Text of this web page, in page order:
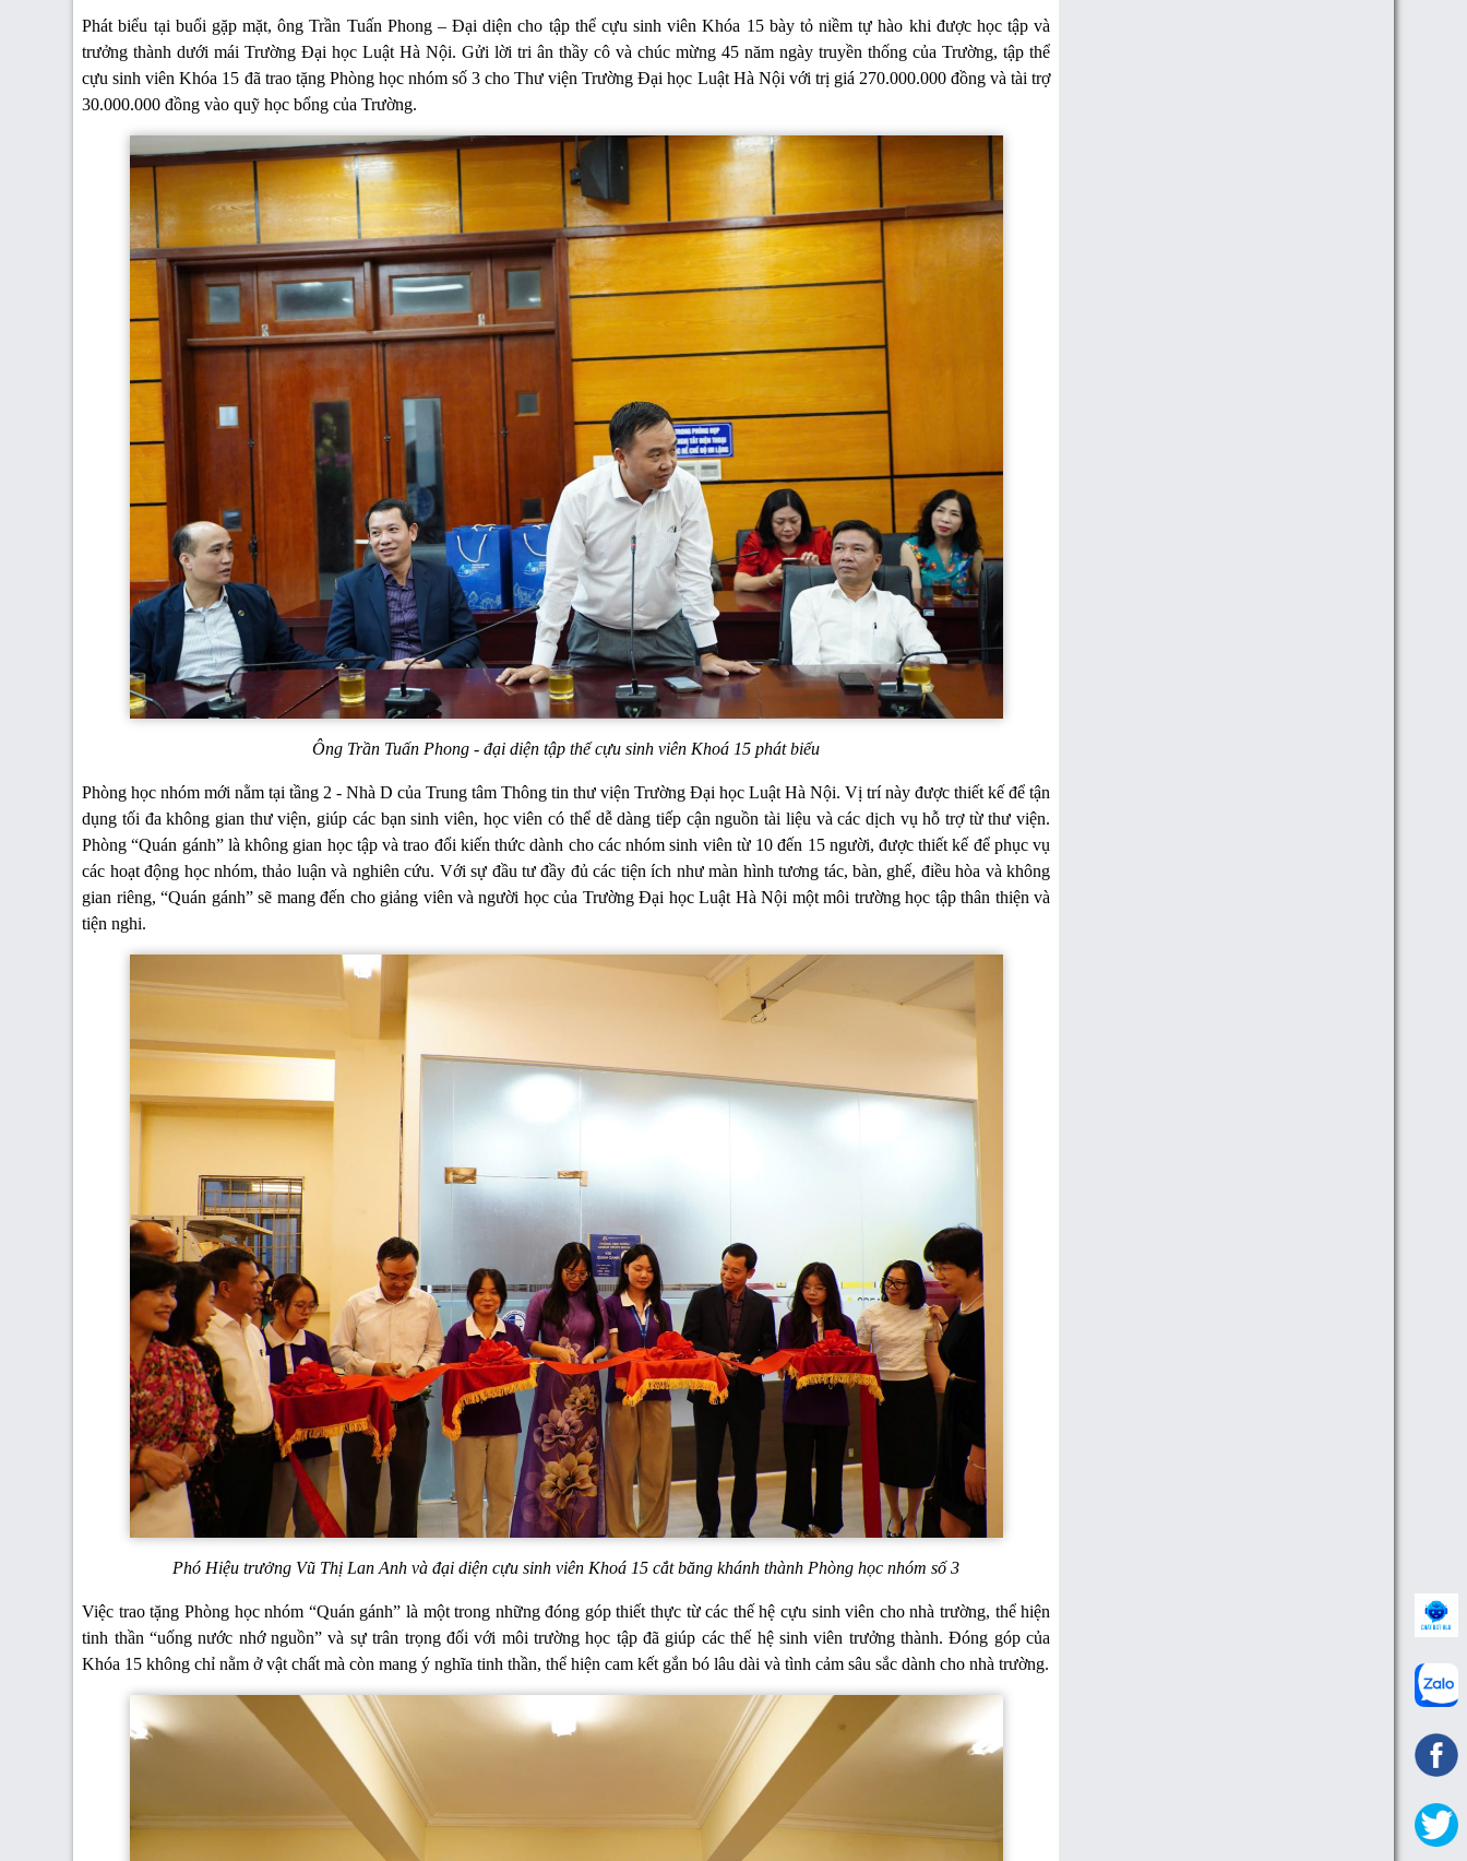
Phát biểu tại buổi gặp mặt, ông Trần Tuấn Phong – Đại diện cho tập thể cựu sinh viên Khóa 15 bày tỏ niềm tự hào khi được học tập và
trưởng thành dưới mái Trường Đại học Luật Hà Nội. Gửi lời tri ân thầy cô và chúc mừng 45 năm ngày truyền thống của Trường, tập thể
cựu sinh viên Khóa 15 đã trao tặng Phòng học nhóm số 3 cho Thư viện Trường Đại học Luật Hà Nội với trị giá 270.000.000 đồng và tài trợ
30.000.000 đồng vào quỹ học bổng của Trường.
Ông Trần Tuấn Phong - đại diện tập thể cựu sinh viên Khoá 15 phát biểu
Phòng học nhóm mới nằm tại tầng 2 - Nhà D của Trung tâm Thông tin thư viện Trường Đại học Luật Hà Nội. Vị trí này được thiết kế để tận
dụng tối đa không gian thư viện, giúp các bạn sinh viên, học viên có thể dễ dàng tiếp cận nguồn tài liệu và các dịch vụ hỗ trợ từ thư viện.
Phòng “Quán gánh” là không gian học tập và trao đổi kiến thức dành cho các nhóm sinh viên từ 10 đến 15 người, được thiết kế để phục vụ
các hoạt động học nhóm, thảo luận và nghiên cứu. Với sự đầu tư đầy đủ các tiện ích như màn hình tương tác, bàn, ghế, điều hòa và không
gian riêng, “Quán gánh” sẽ mang đến cho giảng viên và người học của Trường Đại học Luật Hà Nội một môi trường học tập thân thiện và
tiện nghi.
Phó Hiệu trưởng Vũ Thị Lan Anh và đại diện cựu sinh viên Khoá 15 cắt băng khánh thành Phòng học nhóm số 3
Việc trao tặng Phòng học nhóm “Quán gánh” là một trong những đóng góp thiết thực từ các thế hệ cựu sinh viên cho nhà trường, thể hiện
tinh thần “uống nước nhớ nguồn” và sự trân trọng đối với môi trường học tập đã giúp các thế hệ sinh viên trưởng thành. Đóng góp của
Khóa 15 không chỉ nằm ở vật chất mà còn mang ý nghĩa tinh thần, thể hiện cam kết gắn bó lâu dài và tình cảm sâu sắc dành cho nhà trường.